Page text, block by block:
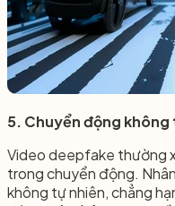
5. Chuyển động không
Video deepfake thường
trong chuyển động.
không tự nhiên, chẳng